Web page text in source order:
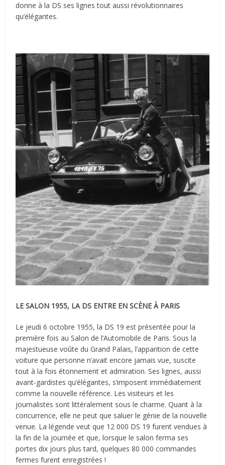
donne à la DS ses lignes tout aussi révolutionnaires
qu’élégantes.
LE SALON 1955, LA DS ENTRE EN SCÈNE À PARIS
Le jeudi 6 octobre 1955, la DS 19 est présentée pour la
première fois au Salon de l’Automobile de Paris. Sous la
majestueuse voûte du Grand Palais, l’apparition de cette
voiture que personne n’avait encore jamais vue, suscite
tout à la fois étonnement et admiration. Ses lignes, aussi
avant-gardistes qu’élégantes, s’imposent immédiatement
comme la nouvelle référence. Les visiteurs et les
journalistes sont littéralement sous le charme. Quant à la
concurrence, elle ne peut que saluer le génie de la nouvelle
venue. La légende veut que 12 000 DS 19 furent vendues à
la fin de la journée et que, lorsque le salon ferma ses
portes dix jours plus tard, quelques 80 000 commandes
fermes furent enregistrées !